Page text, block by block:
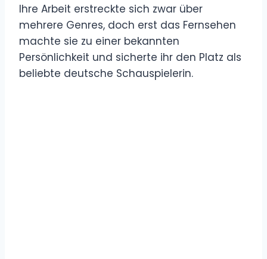
Ihre Arbeit erstreckte sich zwar über
mehrere Genres, doch erst das Fernsehen
machte sie zu einer bekannten
Persönlichkeit und sicherte ihr den Platz als
beliebte deutsche Schauspielerin.